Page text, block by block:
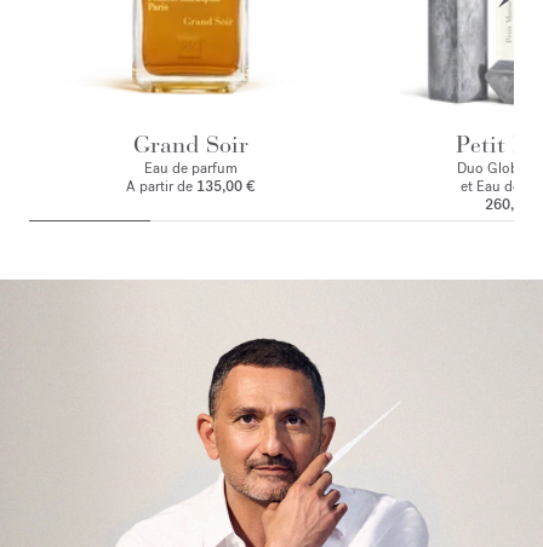
Grand Soir
Eau de parfum
A partir de 135,00 €
Petit
Duo Globe
et Eau de
260,00 €